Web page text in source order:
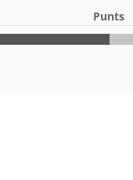
Punts